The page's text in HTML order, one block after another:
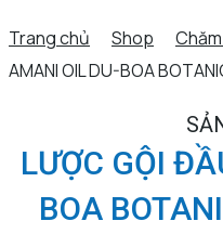
Trang chủ Shop
AMANI OIL DU-BOA
LƯỢC GỘI
BOA